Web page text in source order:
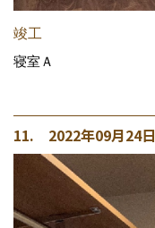
竣工
寝室Ａ
11. 2022年09月24日